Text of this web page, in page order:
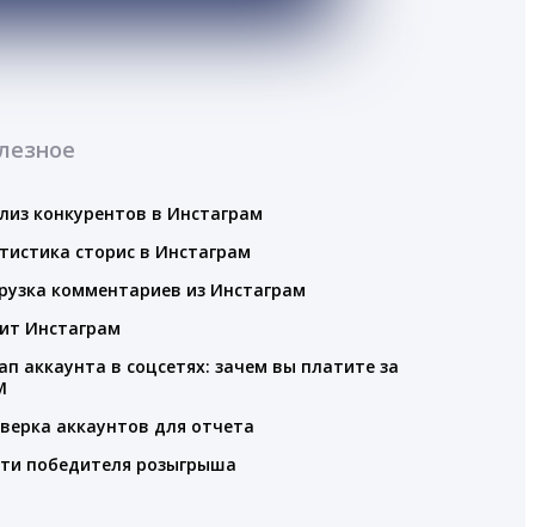
конкурентов в Инстаграм
сторис в Инстаграм
комментариев из Инстаграм
Инстаграм
аккаунта в соцсетях: зачем вы платите за
аккаунтов для отчета
победителя розыгрыша